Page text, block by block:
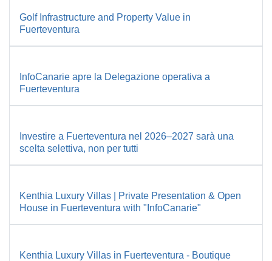
Golf Infrastructure and Property Value in
Fuerteventura
InfoCanarie apre la Delegazione operativa a
Fuerteventura
Investire a Fuerteventura nel 2026–2027 sarà una
scelta selettiva, non per tutti
Kenthia Luxury Villas | Private Presentation & Open
House in Fuerteventura with "InfoCanarie"
Kenthia Luxury Villas in Fuerteventura - Boutique